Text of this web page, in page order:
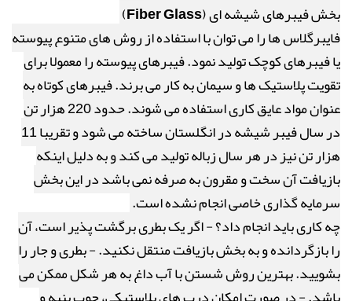
بخش فیبرهای شیشه ای (Fiber Glass
)
فایبرگلاس ها را می توان با استفاده از روش های متنوع پیوسته
یا فیبرهای کوچک تولید نمود. فیبرهای پیوسته را معمولا برای
تقویت پلاستیک ها و سیمان به کار می برند. فیبرهای کوتاه به
عنوان مواد عایق کاری استفاده می شوند. حدود 220 هزار تن
در سال فیبر شیشه در انگلستان ساخته می شود و تقریبا 11
هزار تن نیز در هر سال زباله تولید می کند و به دلیل اینکه
بازیافت آن سخت و مقرون به صرفه نمی باشد در این بخش
سرمایه گذاری خاصی انجام نشده است.
چه کاری باید انجام داد؟- اگر یک بطری برگشت پذیر است، آن
را بازگردانده و به بخش بازیافت منتقل نکنید. - بطری و جار را
بشویید. بهترین روش شستن با آب داغ به هر شکل ممکن می